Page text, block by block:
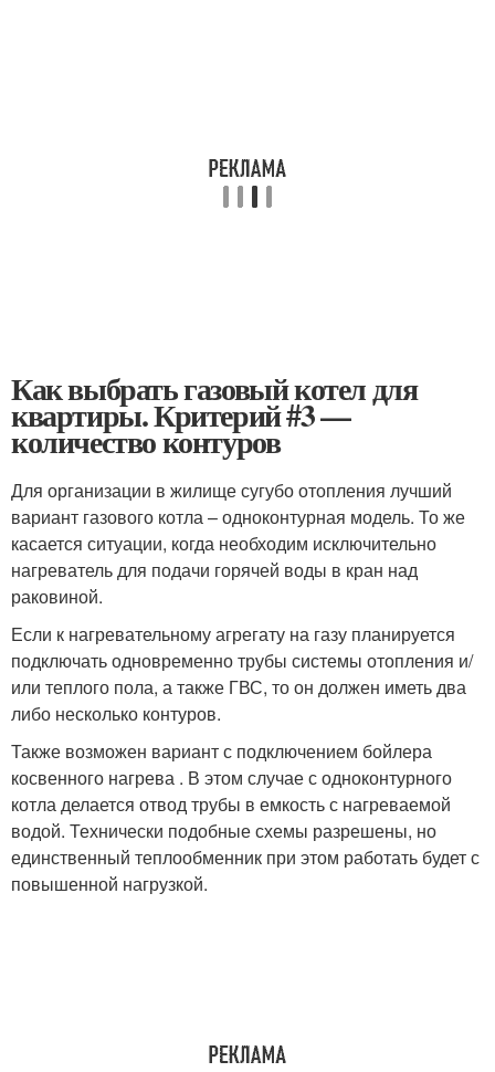
Как выбрать газовый котел для
квартиры. Критерий #3 —
количество контуров
Для организации в жилище сугубо отопления лучший
вариант газового котла – одноконтурная модель. То же
касается ситуации, когда необходим исключительно
нагреватель для подачи горячей воды в кран над
раковиной.
Если к нагревательному агрегату на газу планируется
подключать одновременно трубы системы отопления и/
или теплого пола, а также ГВС, то он должен иметь два
либо несколько контуров.
Также возможен вариант с подключением бойлера
косвенного нагрева . В этом случае с одноконтурного
котла делается отвод трубы в емкость с нагреваемой
водой. Технически подобные схемы разрешены, но
единственный теплообменник при этом работать будет с
повышенной нагрузкой.